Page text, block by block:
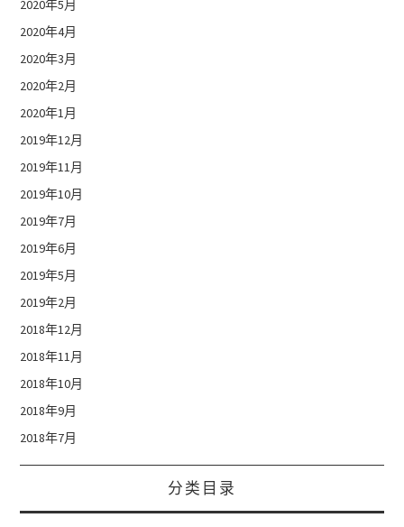
2020年5月
2020年4月
2020年3月
2020年2月
2020年1月
2019年12月
2019年11月
2019年10月
2019年7月
2019年6月
2019年5月
2019年2月
2018年12月
2018年11月
2018年10月
2018年9月
2018年7月
分类目录